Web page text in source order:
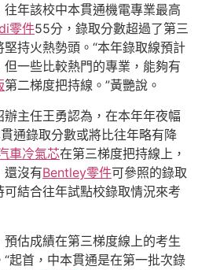
年該校中本貫通機電專業最高
零件55分，錄取分數超過了第三
持火熱勢頭。“本年錄取線預計
一些比較熱門的專業，能夠有
第二梯度把持線。”黃艷說。
主任王勇認為，在本年年夜幅
通錄取分數或將比往年略有降
車冷氣芯在第三梯度把持線上，
還沒有Bentley零件可參照的錄取
結合往年試點校錄取情況來考
估成績在第三梯度線上的考生
起首，中本貫通是在第一批次錄